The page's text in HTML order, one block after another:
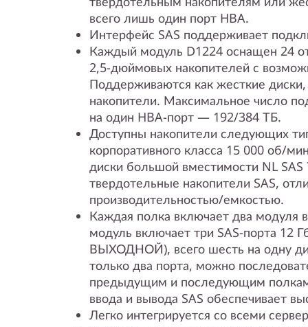
всего лишь один порт HBA.
Интерфейс SAS поддерживает
Каждый модуль D1224 оснащен 24
2,5-дюймовых накопителей с
Поддерживаются как жесткие
накопители. Максимальное число
на один HBA-порт — 192/384 ТБ.
Доступны накопители следующих
корпоративного класса 15 000 об/
диски большой вместимости NL
твердотельные накопители SAS,
производительностью/емкостью.
Каждая полка включает два модуля
модуль включает три SAS-порта
ВЫХОДНОЙ), всего шесть на одну
только два порта, можно
предыдущим и последующим
ввода и вывода SAS обеспечивает
Легко интегрируется со всеми